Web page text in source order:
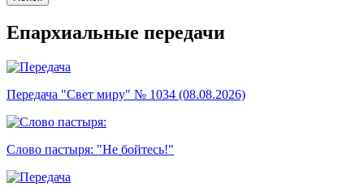
Епархиальные передачи
Передача "Свет миру" № 1034 (08.08.2026)
Слово пастыря: "Не бойтесь!"